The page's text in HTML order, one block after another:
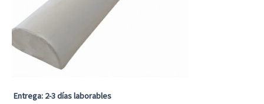
Entrega: 2-3 días laborables